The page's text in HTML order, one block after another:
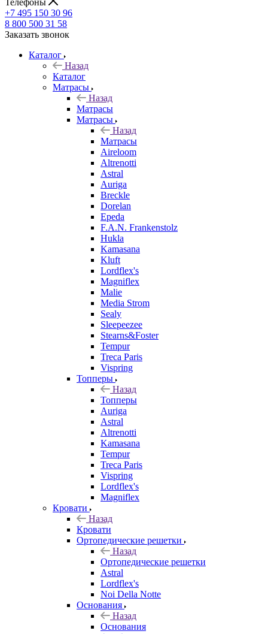
Телефоны
+7 495 150 30 96
8 800 500 31 58
Заказать звонок
Каталог
Назад
Каталог
Матрасы
Назад
Матрасы
Матрасы
Назад
Матрасы
Aireloom
Altrenotti
Astral
Auriga
Breckle
Dorelan
Epeda
F.A.N. Frankenstolz
Hukla
Kamasana
Kluft
Lordflex's
Magniflex
Malie
Media Strom
Sealy
Sleepeezee
Stearns&Foster
Tempur
Treca Paris
Vispring
Топперы
Назад
Топперы
Auriga
Astral
Altrenotti
Kamasana
Tempur
Treca Paris
Vispring
Lordflex's
Magniflex
Кровати
Назад
Кровати
Ортопедические решетки
Назад
Ортопедические решетки
Astral
Lordflex's
Noi Della Notte
Основания
Назад
Основания